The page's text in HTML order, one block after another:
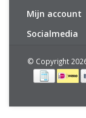
Mijn account
Socialmedia
© Copyright